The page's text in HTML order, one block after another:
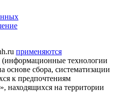
применяются
(информационные технологии
основе сбора, систематизации
к предпочтениям
находящихся на территории